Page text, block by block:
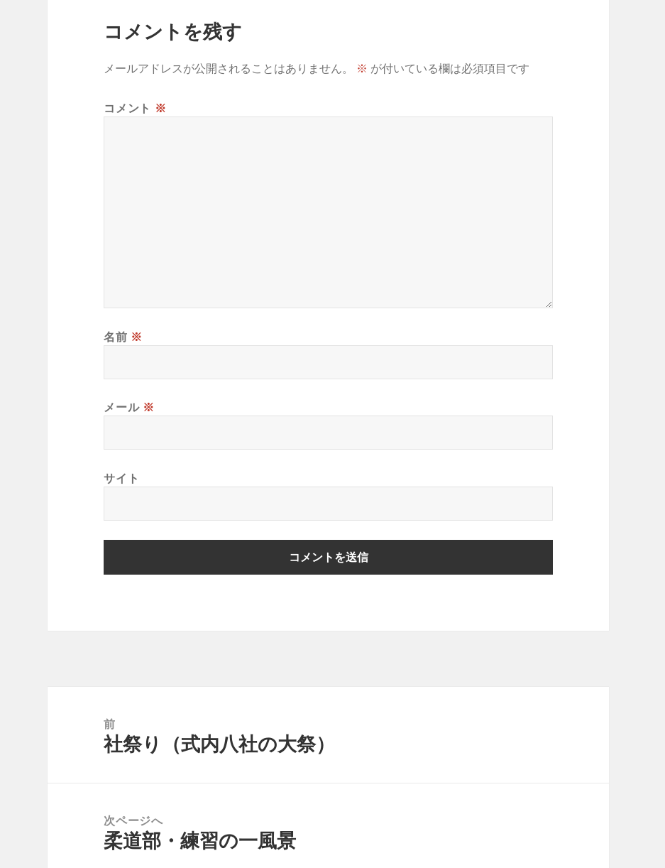
コメントを残す
メールアドレスが公開されることはありません。 ※ が付いている欄は必須項目です
コメント ※
名前 ※
メール ※
サイト
前
前
の
社祭り（式内八社の大祭）
次ページへ
次
の
柔道部・練習の一風景